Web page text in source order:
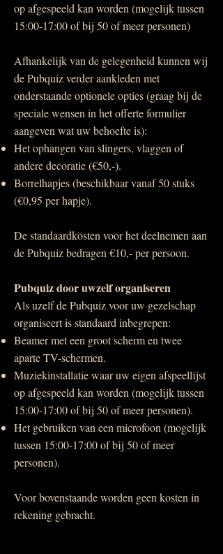
op afgespeeld kan worden (mogelijk tussen
15:00-17:00 of bij 50 of meer personen)
Afhankelijk van de gelegenheid kunnen wij
de Pubquiz verder aankleden met
onderstaande optionele opties (graag bij de
speciale wensen in het offerte formulier
aangeven wat uw behoefte is):
​Het ophangen van slingers, vlaggen of
andere decoratie (€50,-).
Borrelhapjes (beschikbaar vanaf 50 stuks
(€0,95 per hapje).
De standaardkosten voor het deelnemen aan
de Pubquiz bedragen €10,- per persoon.
Pubquiz door uwzelf organiseren
Als uzelf de Pubquiz voor uw gezelschap
organiseert is standaard inbegrepen:
Beamer met een groot scherm en twee
aparte TV-schermen.
Muziekinstallatie waar uw eigen afspeellijst
op afgespeeld kan worden (mogelijk tussen
15:00-17:00 of bij 50 of meer personen).
Het gebruiken van een microfoon (mogelijk
tussen 15:00-17:00 of bij 50 of meer
personen).
Voor bovenstaande worden geen kosten in
rekening gebracht.